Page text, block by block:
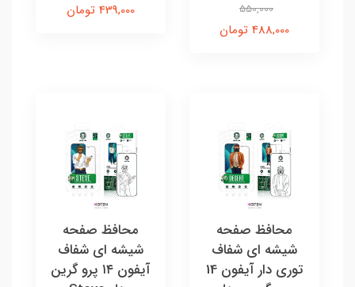
550,000
488,000 تومان
439,000 تومان
محافظ صفحه
شیشه ای شفاف
توری دار آیفون 14
محافظ صفحه
شیشه ای شفاف
آیفون ۱۴ پرو گرین